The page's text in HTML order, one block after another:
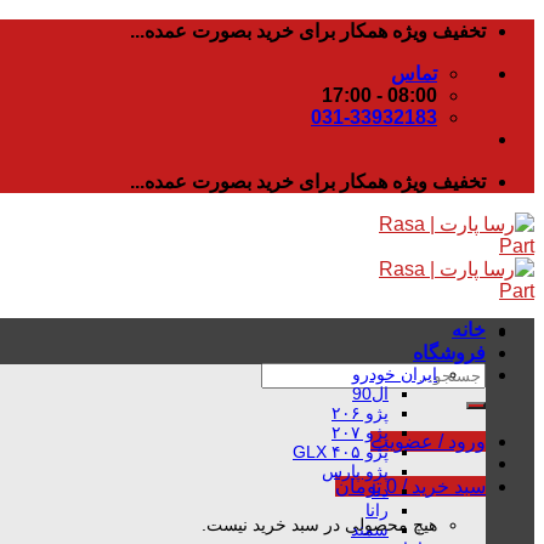
رفتن
محتوا
تخفیف ویژه همکار برای خرید بصورت عمده...
تماس
08:00 - 17:00
031-33932183
تخفیف ویژه همکار برای خرید بصورت عمده...
جستجو
ورود / عضویت
سبد خرید / 0 تومان
هیچ محصولی در سبد خرید نیست.
خانه
فروشگاه
ایران خودرو
ال90
پژو ۲۰۶
پژو ۲۰۷
پژو ۴۰۵ GLX
پژو پارس
دنا
رانا
سمند